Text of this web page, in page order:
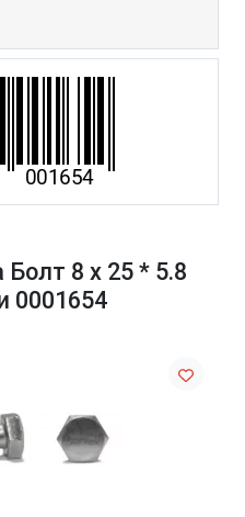
8 х 25 * 5.8
0001654